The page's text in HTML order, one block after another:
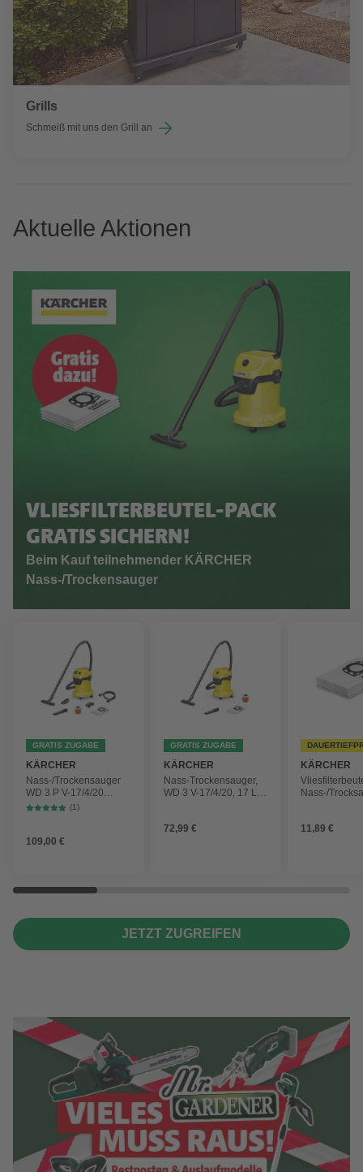
Grills
Schmeiß mit uns den Grill an
Aktuelle Aktionen
VLIESFILTERBEUTEL-PACK
GRATIS SICHERN!
Beim Kauf teilnehmender KÄRCHER
Nass-/Trockensauger
GRATIS ZUGABE
KÄRCHER
Nass-/Trockensauger
WD 3 P V-17/4/20
Workshop mit
(1)
109,00 €
GRATIS ZUGABE
KÄRCHER
Nass-Trockensauger,
WD 3 V-17/4/20, 17 L,
72,99 €
KÄRCHER
Nass-/
4 Stück
11,89 €
JETZT ZUGREIFEN